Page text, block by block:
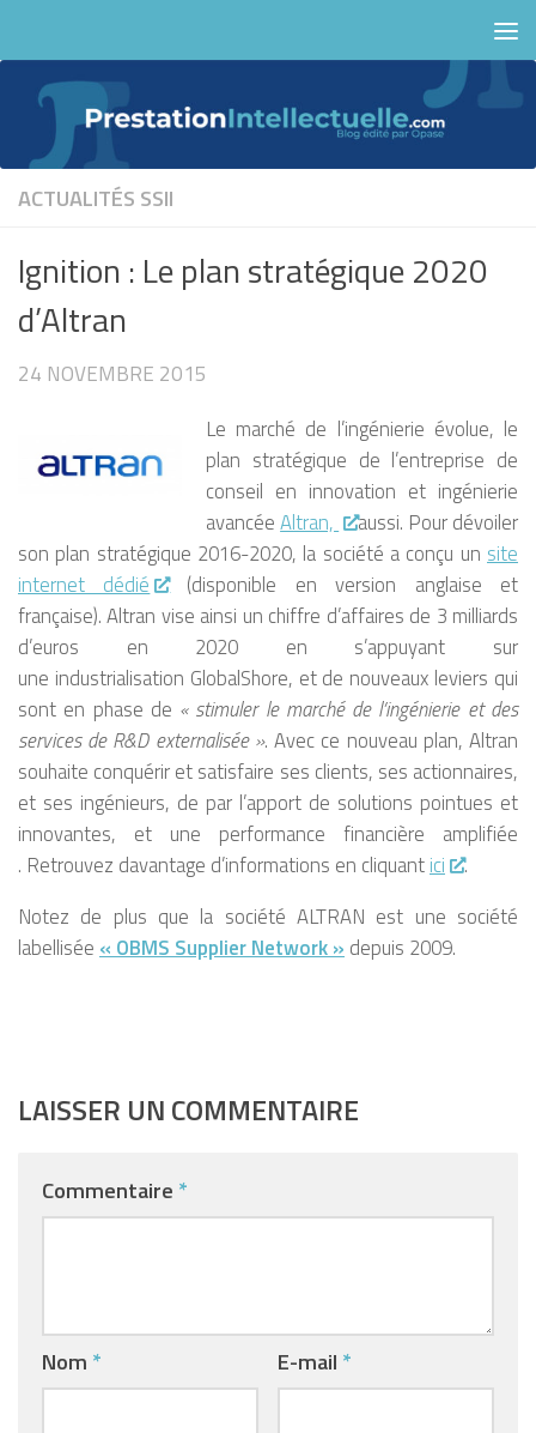
ACTUALITÉS SSII
Ignition : Le plan stratégique 2020
d’Altran
24 NOVEMBRE 2015
Le marché de l’ingénierie évolue, le
plan stratégique de l’entreprise de
conseil en innovation et ingénierie
avancéeAltran,
aussi. Pour dévoiler
son plan stratégique 2016-2020, la société a conçu un site
internet dédié
(disponible en version anglaise et
française). Altran vise ainsi un chiffre d’affaires de 3 milliards
d’euros en 2020 en s’appuyant sur
une industrialisation GlobalShore, et de nouveaux leviers qui
sont en phase de « stimuler le marché de l’ingénierie et des
services de R&D externalisée ». Avec ce nouveau plan, Altran
souhaite conquérir et satisfaire ses clients, ses actionnaires,
et ses ingénieurs, de par l’apport de solutions pointues et
innovantes, et une performance financière amplifiée
. Retrouvez davantage d’informations en cliquant ici
.
Notez de plus que la société ALTRAN est une société
labellisée « OBMS Supplier Network » depuis 2009.
LAISSER UN COMMENTAIRE
Commentaire *
Nom * E-mail *